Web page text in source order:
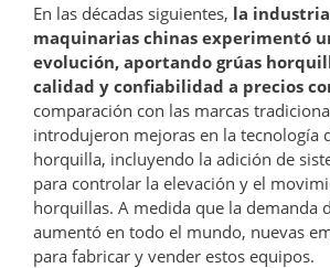
En las décadas siguientes, la
maquinarias chinas experimentó
evolución, aportando grúas
calidad y confiabilidad a precios
comparación con las marcas
introdujeron mejoras en la tecnología
horquilla, incluyendo la adición de
para controlar la elevación y el
horquillas. A medida que la demanda
aumentó en todo el mundo, nuevas
para fabricar y vender estos equipos.